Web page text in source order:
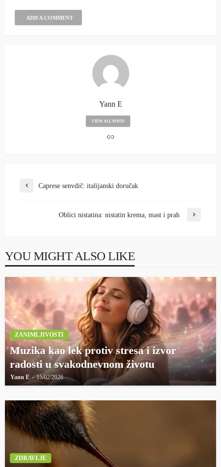
ADD A COMMENT
Yann E
VIEW ALL POSTS
Caprese senvdič: italijanski doručak
Oblici nistatina: nistatin krema, mast i prah
YOU MIGHT ALSO LIKE
ZANIMLJIVOSTI
Muzika kao lek protiv stresa i izvor
radosti u svakodnevnom životu
Yann E 15/02/2026
ZDRAVLJE